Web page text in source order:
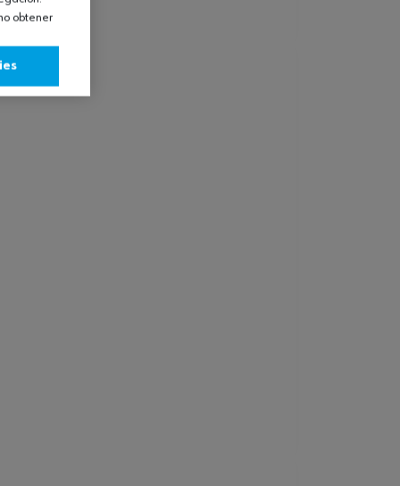
obtener